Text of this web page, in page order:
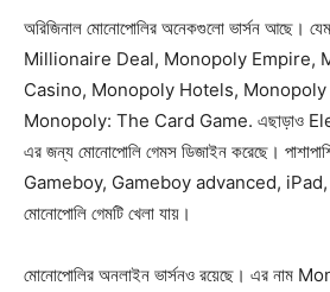
অরিজিনাল মোনোপোলির অনেকগুলো ভার্সন আছে।
Millionaire Deal, Monopoly Empire,
Casino, Monopoly Hotels,
Monopoly: The Card Game. এছাড়াও
এর জন্য মোনোপোলি গেমস ডিজাইন করেছে।
Gameboy, Gameboy advanced,
মোনোপোলি গেমটি খেলা যায়।
মোনোপোলির অনলাইন ভার্সনও রয়েছে। এর